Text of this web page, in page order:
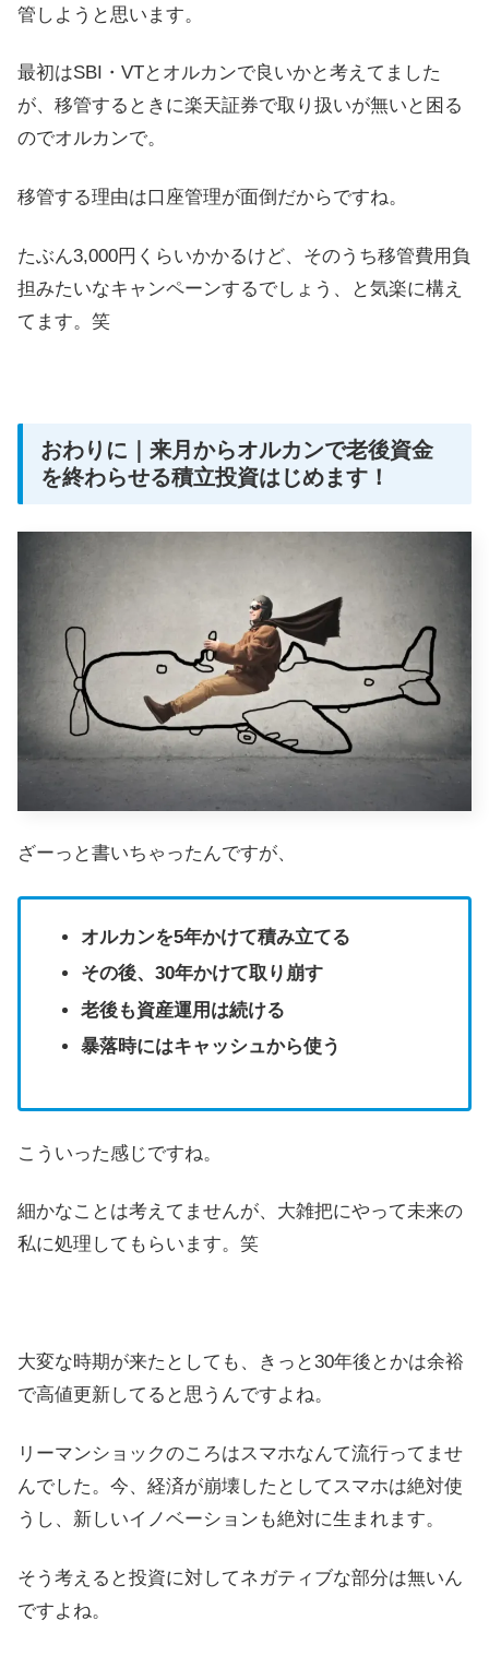
管しようと思います。
最初はSBI・VTとオルカンで良いかと考えてました
が、移管するときに楽天証券で取り扱いが無いと困る
のでオルカンで。
移管する理由は口座管理が面倒だからですね。
たぶん3,000円くらいかかるけど、そのうち移管費用負
担みたいなキャンペーンするでしょう、と気楽に構え
てます。笑
おわりに｜来月からオルカンで老後資金
を終わらせる積立投資はじめます！
ざーっと書いちゃったんですが、
オルカンを5年かけて積み立てる
その後、30年かけて取り崩す
老後も資産運用は続ける
暴落時にはキャッシュから使う
こういった感じですね。
細かなことは考えてませんが、大雑把にやって未来の
私に処理してもらいます。笑
大変な時期が来たとしても、きっと30年後とかは余裕
で高値更新してると思うんですよね。
リーマンショックのころはスマホなんて流行ってませ
んでした。今、経済が崩壊したとしてスマホは絶対使
うし、新しいイノベーションも絶対に生まれます。
そう考えると投資に対してネガティブな部分は無いん
ですよね。